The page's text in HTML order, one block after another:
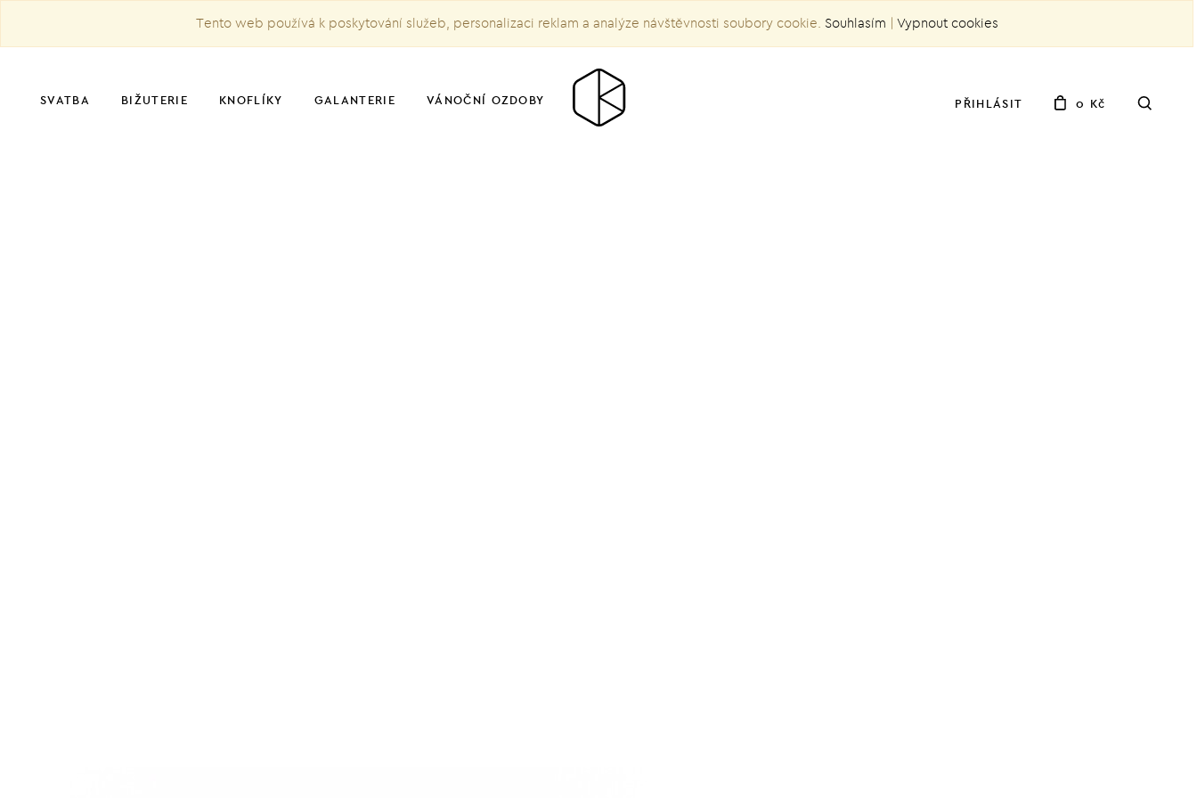
Tento web používá k poskytování služeb, personalizaci reklam a analýze návštěvnosti soubory cookie. Souhlasím | Vypnout cookies
SVATBA BIŽUTERIE KNOFLÍKY GALANTERIE VÁNOČNÍ OZDOBY PŘIHLÁSIT 0 Kč